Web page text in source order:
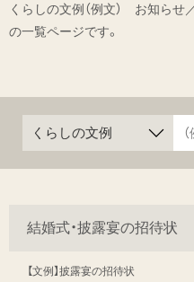
くらしの文例（例文） お知らせ
の一覧ページです。
結婚式・披露宴の招待状
【文例】披露宴の招待状